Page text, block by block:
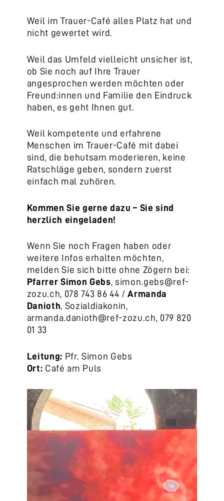
Weil im Trauer-Café alles Platz hat und
nicht gewertet wird.
Weil das Umfeld vielleicht unsicher ist,
ob Sie noch auf Ihre Trauer
angesprochen werden möchten oder
Freund:innen und Familie den Eindruck
haben, es geht Ihnen gut.
Weil kompetente und erfahrene
Menschen im Trauer-Café mit dabei
sind, die behutsam moderieren, keine
Ratschläge geben, sondern zuerst
einfach mal zuhören.
Kommen Sie gerne dazu – Sie sind
herzlich eingeladen!
Wenn Sie noch Fragen haben oder
weitere Infos erhalten möchten,
melden Sie sich bitte ohne Zögern bei:
Pfarrer Simon Gebs, simon.gebs@ref-
zozu.ch, 078 743 86 44 /Armanda
Danioth, Sozialdiakonin,
armanda.danioth@ref-zozu.ch, 079 820
01 33
Leitung: Pfr. Simon Gebs
Ort: Café am Puls